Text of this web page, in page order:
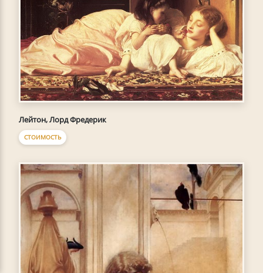
Лейтон, Лорд Фредерик
СТОИМОСТЬ